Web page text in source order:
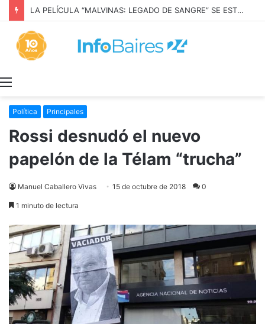
LA PELÍCULA “MALVINAS: LEGADO DE SANGRE” SE ESTRENARÁ EN PRIME VIDEO
Política Principales
Rossi desnudó el nuevo
papelón de la Télam “trucha”
Manuel Caballero Vivas 15 de octubre de 2018 0
1 minuto de lectura